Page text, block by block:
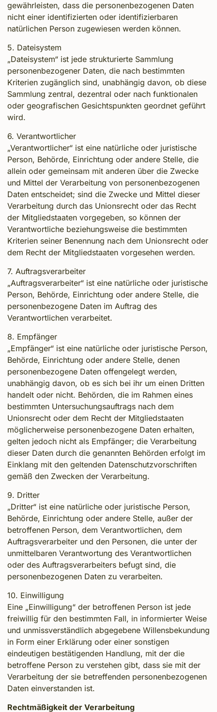
gewährleisten, dass die personenbezogenen Daten
nicht einer identifizierten oder identifizierbaren
natürlichen Person zugewiesen werden können.
5. Dateisystem
„Dateisystem“ ist jede strukturierte Sammlung
personenbezogener Daten, die nach bestimmten
Kriterien zugänglich sind, unabhängig davon, ob diese
Sammlung zentral, dezentral oder nach funktionalen
oder geografischen Gesichtspunkten geordnet geführt
wird.
6. Verantwortlicher
„Verantwortlicher“ ist eine natürliche oder juristische
Person, Behörde, Einrichtung oder andere Stelle, die
allein oder gemeinsam mit anderen über die Zwecke
und Mittel der Verarbeitung von personenbezogenen
Daten entscheidet; sind die Zwecke und Mittel dieser
Verarbeitung durch das Unionsrecht oder das Recht
der Mitgliedstaaten vorgegeben, so können der
Verantwortliche beziehungsweise die bestimmten
Kriterien seiner Benennung nach dem Unionsrecht oder
dem Recht der Mitgliedstaaten vorgesehen werden.
7. Auftragsverarbeiter
„Auftragsverarbeiter“ ist eine natürliche oder juristische
Person, Behörde, Einrichtung oder andere Stelle, die
personenbezogene Daten im Auftrag des
Verantwortlichen verarbeitet.
8. Empfänger
„Empfänger“ ist eine natürliche oder juristische Person,
Behörde, Einrichtung oder andere Stelle, denen
personenbezogene Daten offengelegt werden,
unabhängig davon, ob es sich bei ihr um einen Dritten
handelt oder nicht. Behörden, die im Rahmen eines
bestimmten Untersuchungsauftrags nach dem
Unionsrecht oder dem Recht der Mitgliedstaaten
möglicherweise personenbezogene Daten erhalten,
gelten jedoch nicht als Empfänger; die Verarbeitung
dieser Daten durch die genannten Behörden erfolgt im
Einklang mit den geltenden Datenschutzvorschriften
gemäß den Zwecken der Verarbeitung.
9. Dritter
„Dritter“ ist eine natürliche oder juristische Person,
Behörde, Einrichtung oder andere Stelle, außer der
betroffenen Person, dem Verantwortlichen, dem
Auftragsverarbeiter und den Personen, die unter der
unmittelbaren Verantwortung des Verantwortlichen
oder des Auftragsverarbeiters befugt sind, die
personenbezogenen Daten zu verarbeiten.
10. Einwilligung
Eine „Einwilligung“ der betroffenen Person ist jede
freiwillig für den bestimmten Fall, in informierter Weise
und unmissverständlich abgegebene Willensbekundung
in Form einer Erklärung oder einer sonstigen
eindeutigen bestätigenden Handlung, mit der die
betroffene Person zu verstehen gibt, dass sie mit der
Verarbeitung der sie betreffenden personenbezogenen
Daten einverstanden ist.
Rechtmäßigkeit der Verarbeitung